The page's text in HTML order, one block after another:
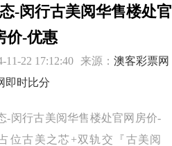
-闵行古美阅华售楼处官
价-优惠
11-22 17:12:40 来源： 澳客彩票网
即时比分
行古美阅华售楼处官网房价-
位古美之芯+双轨交『古美阅